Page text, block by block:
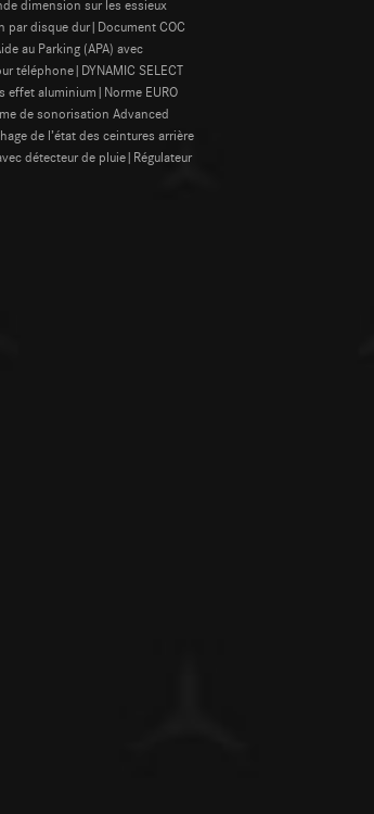
dimension sur les essieux
par disque dur|Document COC
au Parking (APA) avec
téléphone|DYNAMIC SELECT
effet aluminium|Norme EURO
de sonorisation Advanced
de l’état des ceintures arrière
détecteur de pluie|Régulateur